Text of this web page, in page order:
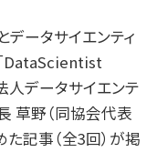
データサイエンティ
DataScientist
データサイエンテ
草野（同協会代表
記事（全3回）が掲